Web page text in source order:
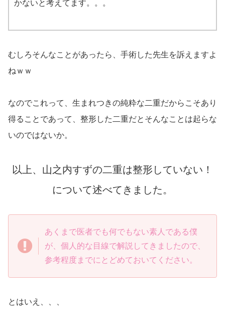
かないと考えてます。。。
むしろそんなことがあったら、手術した先生を訴えますよ
ねｗｗ
なのでこれって、生まれつきの純粋な二重だからこそあり
得ることであって、整形した二重だとそんなことは起らな
いのではないか。
以上、山之内すずの二重は整形していない！
について述べてきました。
あくまで医者でも何でもない素人である僕
が、個人的な目線で解説してきましたので、
参考程度までにとどめておいてください。
とはいえ、、、